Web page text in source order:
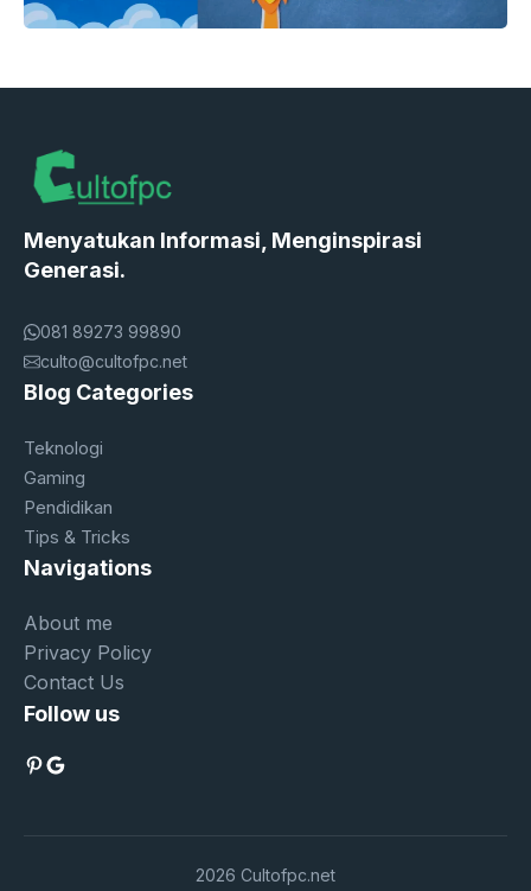
Menyatukan Informasi, Menginspirasi
Generasi.
081 89273 99890
culto@cultofpc.net
Blog Categories
Teknologi
Gaming
Pendidikan
Tips & Tricks
Navigations
About me
Privacy Policy
Contact Us
Follow us
Pinterest
Google
2026 Cultofpc.net